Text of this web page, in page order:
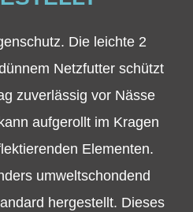
Die leichte 2
Netzfutter schützt
zuverlässig vor Nässe
aufgerollt im Kragen
Elementen.
umweltschondend
hergestellt. Dieses